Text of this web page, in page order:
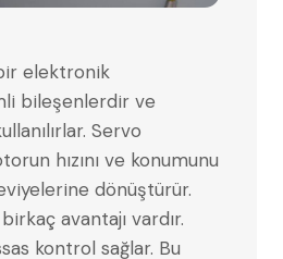
elektronik
bileşenlerdir ve
Servo
hızını ve konumunu
dönüştürür.
avantajı vardır.
kontrol sağlar. Bu